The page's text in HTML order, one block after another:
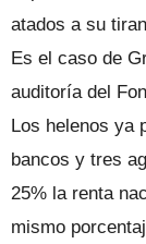
atados a su
Es el caso de
auditoría del
Los helenos ya
bancos y tres
25% la renta
mismo